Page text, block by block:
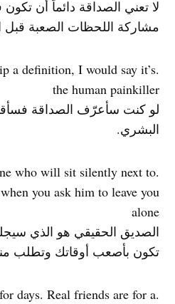
لا تعني الصداقة دائماً أن
مشاركة اللحظات الصعبة قبل
a definition, I would say it’s
the human painkiller
لو كنت سأعرّف الصداقة
البشري.
who will sit silently next to
you ask him to leave you
alone
الصديق الحقيقي هو الذي
تكون بأصعب أوقاتك وتطلب
days. Real friends are for a